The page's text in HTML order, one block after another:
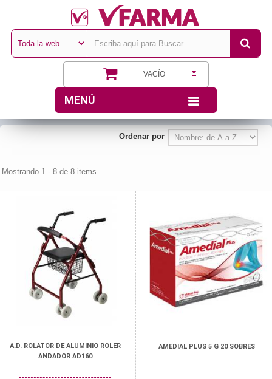
VACÍO
MENÚ
Ordenar por
Mostrando 1 - 8 de 8 items
A.D. ROLATOR DE ALUMINIO ROLER
ANDADOR AD160
AMEDIAL PLUS 5 G 20 SOBRES